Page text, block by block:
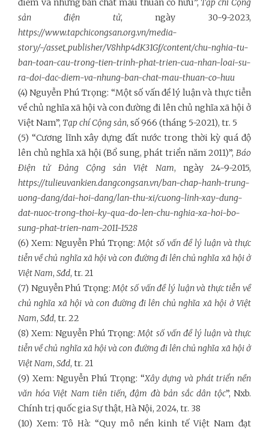
điểm và những bản chất mẫu thuẫn cố hữu”, Tạp chí Cộng
sản điện tử, ngày 30-9-2023,
https://www.tapchicongsan.org.vn/media-
story/-/asset_publisher/V8hhp4dK31Gf/content/chu-nghia-tu-
ban-toan-cau-trong-tien-trinh-phat-trien-cua-nhan-loai-su-
ra-doi-dac-diem-va-nhung-ban-chat-mau-thuan-co-huu
(4) Nguyễn Phú Trọng: “Một số vấn đề lý luận và thực tiễn
về chủ nghĩa xã hội và con đường đi lên chủ nghĩa xã hội ở
Việt Nam”, Tạp chí Cộng sản, số 966 (tháng 5-2021), tr. 5
(5) “Cương lĩnh xây dựng đất nước trong thời kỳ quá độ
lên chủ nghĩa xã hội (Bổ sung, phát triển năm 2011)”, Báo
Điện tử Đảng Cộng sản Việt Nam, ngày 24-9-2015,
https://tulieuvankien.dangcongsan.vn/ban-chap-hanh-trung-
uong-dang/dai-hoi-dang/lan-thu-xi/cuong-linh-xay-dung-
dat-nuoc-trong-thoi-ky-qua-do-len-chu-nghia-xa-hoi-bo-
sung-phat-trien-nam-2011-1528
(6) Xem: Nguyễn Phú Trọng:Một số vấn đề lý luận và thực
tiễn về chủ nghĩa xã hội và con đường đi lên chủ nghĩa xã hội ở
Việt Nam, Sđd, tr. 21
(7) Nguyễn Phú Trọng:Một số vấn đề lý luận và thực tiễn về
chủ nghĩa xã hội và con đường đi lên chủ nghĩa xã hội ở Việt
Nam, Sđd, tr. 22
(8) Xem: Nguyễn Phú Trọng:Một số vấn đề lý luận và thực
tiễn về chủ nghĩa xã hội và con đường đi lên chủ nghĩa xã hội ở
Việt Nam, Sđd, tr. 21
(9) Xem: Nguyễn Phú Trọng: “Xây dựng và phát triển nền
văn hóa Việt Nam tiên tiến, đậm đà bản sắc dân tộc”, Nxb.
Chính trị quốc gia Sự thật, Hà Nội, 2024, tr. 38
(10) Xem: Tô Hà: “Quy mô nền kinh tế Việt Nam đạt